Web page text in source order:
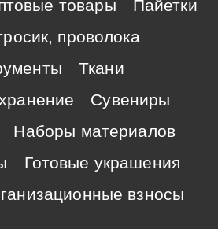
товары
Пайетки
проволока
Ткани
Сувениры
Наборы материалов
Готовые украшения
взносы